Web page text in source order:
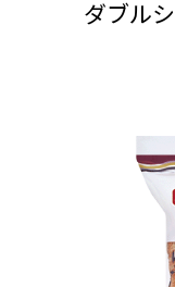
ダブル